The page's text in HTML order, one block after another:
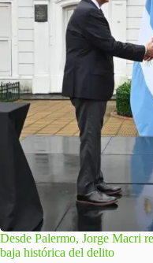
Desde Palermo, Jorge Macri
baja histórica del delito